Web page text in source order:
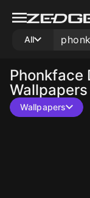
All
Phonkface
Wallpapers
Wallpapers
10